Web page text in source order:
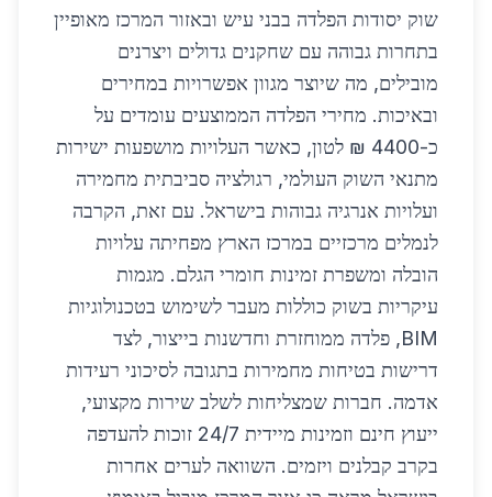
שוק יסודות הפלדה בבני עיש ובאזור המרכז מאופיין
בתחרות גבוהה עם שחקנים גדולים ויצרנים
מובילים, מה שיוצר מגוון אפשרויות במחירים
ובאיכות. מחירי הפלדה הממוצעים עומדים על
כ-4400 ₪ לטון, כאשר העלויות מושפעות ישירות
מתנאי השוק העולמי, רגולציה סביבתית מחמירה
ועלויות אנרגיה גבוהות בישראל. עם זאת, הקרבה
לנמלים מרכזיים במרכז הארץ מפחיתה עלויות
הובלה ומשפרת זמינות חומרי הגלם. מגמות
עיקריות בשוק כוללות מעבר לשימוש בטכנולוגיות
BIM, פלדה ממוחזרת וחדשנות בייצור, לצד
דרישות בטיחות מחמירות בתגובה לסיכוני רעידות
אדמה. חברות שמצליחות לשלב שירות מקצועי,
ייעוץ חינם וזמינות מיידית 24/7 זוכות להעדפה
בקרב קבלנים ויזמים. השוואה לערים אחרות